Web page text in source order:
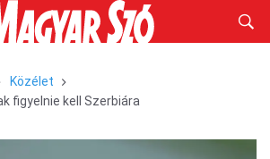
Közélet
figyelnie kell Szerbiára